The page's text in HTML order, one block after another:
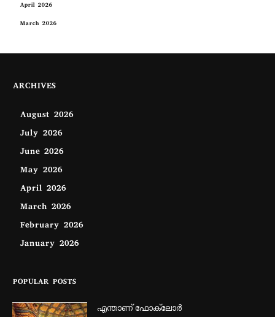
April 2026
March 2026
ARCHIVES
August 2026
July 2026
June 2026
May 2026
April 2026
March 2026
February 2026
January 2026
POPULAR POSTS
എന്താണ്‌ ഫോക്‌ലോർ